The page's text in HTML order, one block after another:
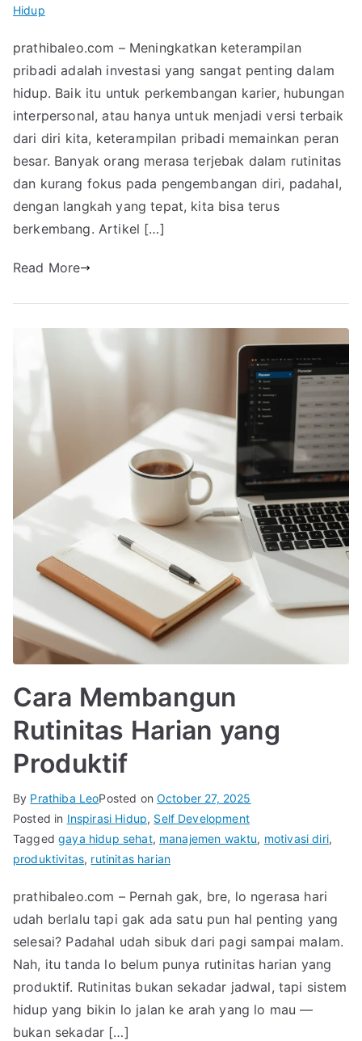
Hidup
prathibaleo.com – Meningkatkan keterampilan
pribadi adalah investasi yang sangat penting dalam
hidup. Baik itu untuk perkembangan karier, hubungan
interpersonal, atau hanya untuk menjadi versi terbaik
dari diri kita, keterampilan pribadi memainkan peran
besar. Banyak orang merasa terjebak dalam rutinitas
dan kurang fokus pada pengembangan diri, padahal,
dengan langkah yang tepat, kita bisa terus
berkembang. Artikel […]
Read More
Cara Membangun
Rutinitas Harian yang
Produktif
By Prathiba LeoPosted onOctober 27, 2025
Posted in Inspirasi Hidup, Self Development
Taggedgaya hidup sehat, manajemen waktu, motivasi diri,
produktivitas, rutinitas harian
prathibaleo.com – Pernah gak, bre, lo ngerasa hari
udah berlalu tapi gak ada satu pun hal penting yang
selesai? Padahal udah sibuk dari pagi sampai malam.
Nah, itu tanda lo belum punya rutinitas harian yang
produktif. Rutinitas bukan sekadar jadwal, tapi sistem
hidup yang bikin lo jalan ke arah yang lo mau —
bukan sekadar […]